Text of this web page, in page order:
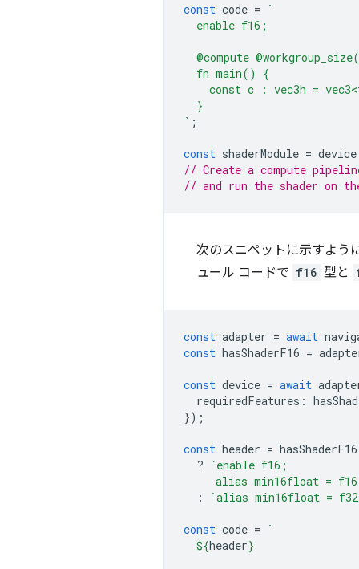
const code =
`
  enable f16;
@compute
  fn main() {
const c : vec3h =
  }
` ;
const shaderModule = device
// Create a compute
// and run the shader on
次のスニペットに示すよう
ュール コードで f16 型と
const adapter = await
const hasShaderF16 =
const device = await
requiredFeatures :
});
const header = hasShaderF16
?
`enable f16;
alias min16float =
:
`alias min16float =
const code =
`
${header}